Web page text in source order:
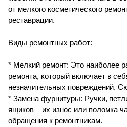
от мелкого косметического
реставрации.
Виды ремонтных работ:
* Мелкий ремонт: Это наиболее
ремонта, который включает в
незначительных повреждений.
* Замена фурнитуры: Ручки,
ящиков – их износ или поломка
обращения к ремонтникам.